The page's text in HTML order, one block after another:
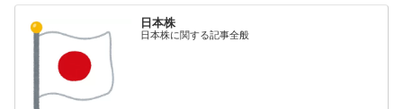
日本株
日本株に関する記事全般